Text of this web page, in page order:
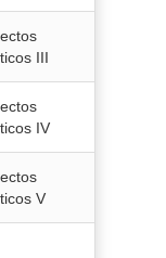
III
IV
V